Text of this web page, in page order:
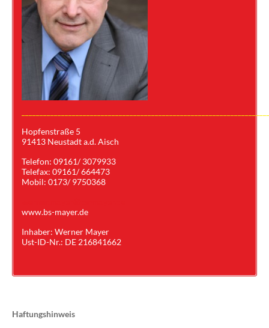
Rauchabzugsanlagen
Erste Hilfe
Feststellanlagen
Gaswarngeräte
Über Uns
20 Jahre Brandschutz Mayer
Kontakt
Hopfenstraße 5
91413 Neustadt a.d. Aisch
Telefon: 09161/ 3079933
Telefax: 09161/ 664473
Mobil: 0173/ 9750368
www.bs-mayer.de
Inhaber: Werner Mayer
Ust-ID-Nr.: DE 216841662
Haftungshinweis